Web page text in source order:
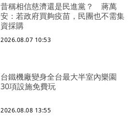
昔稱相信慈濟還是民進黨？ 蔣萬
安：若政府買夠疫苗，民團也不需集
資採購
2026.08.07 10:53
台鐵機廠變身全台最大半室內樂園
30項設施免費玩
2026.08.08 13:55